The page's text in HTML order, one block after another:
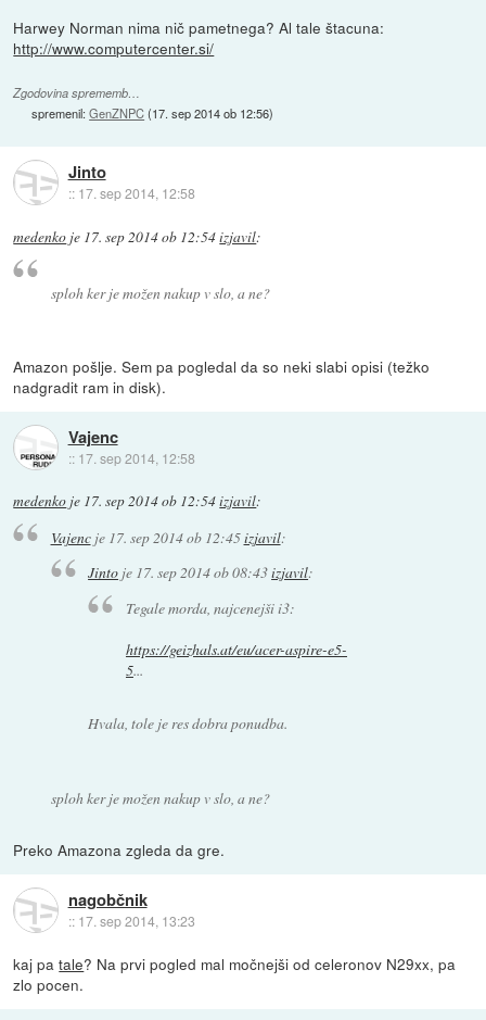
Harwey Norman nima nič pametnega? Al tale štacuna:
http://www.computercenter.si/
Zgodovina sprememb…
spremenil:GenZNPC(17. sep 2014 ob 12:56)
Jinto
:: 17. sep 2014, 12:58
medenko je 17. sep 2014 ob 12:54izjavil:
sploh ker je možen nakup v slo, a ne?
Amazon pošlje. Sem pa pogledal da so neki slabi opisi (težko
nadgradit ram in disk).
Vajenc
:: 17. sep 2014, 12:58
medenko je 17. sep 2014 ob 12:54izjavil:
Vajencje 17. sep 2014 ob 12:45izjavil:
Jinto je 17. sep 2014 ob 08:43izjavil:
Tegale morda, najcenejši i3:
https://geizhals.at/eu/acer-aspire-e5-
5...
Hvala, tole je res dobra ponudba.
sploh ker je možen nakup v slo, a ne?
Preko Amazona zgleda da gre.
nagobčnik
:: 17. sep 2014, 13:23
kaj patale? Na prvi pogled mal močnejši od celeronov N29xx, pa
zlo pocen.